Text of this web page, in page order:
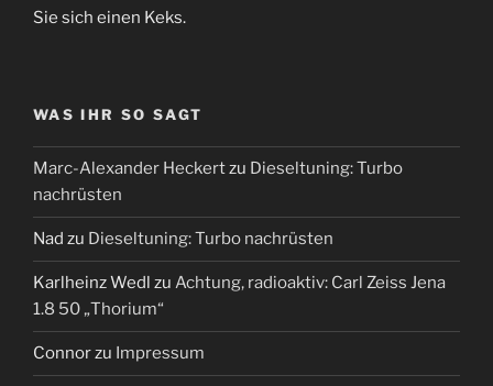
Sie sich einen Keks.
WAS IHR SO SAGT
Marc-Alexander Heckertzu Dieseltuning: Turbo
nachrüsten
Nad zu Dieseltuning: Turbo nachrüsten
Karlheinz Wedl zu Achtung, radioaktiv: Carl Zeiss Jena
1.8 50 „Thorium“
Connorzu Impressum